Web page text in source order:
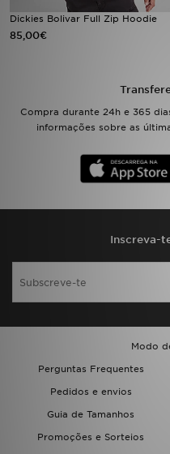
Dickies Bolivar Full Zip Hoodie
85,00€
Compra durante 24h e 365
informações sobre as
Inscreva-
Modo
Perguntas Frequentes
Pedidos e envios
Guia de Tamanhos
Promoções e Sorteios
LOCALIZADOR DE LOJAS
MY JD
SUBSCREVE
ATENÇÃO AO CLIENTE
FAQs